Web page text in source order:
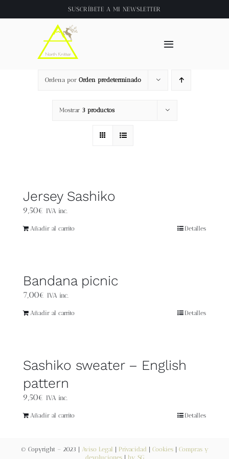
al
SUSCRÍBETE A MI NEWSLETTER
Toggle
Inicio
About
Tienda
Videos
Ordena por Orden predeterminado
Mostrar 3 productos
Jersey Sashiko
9,50€ IVA inc.
Añadir al carrito Detalles
Bandana picnic
7,00€ IVA inc.
Añadir al carrito Detalles
Sashiko sweater – English
pattern
9,50€ IVA inc.
Añadir al carrito Detalles
© Copyright – 2023 | Aviso Legal Privacidad Cookies| Compras y
devoluciones| by SG